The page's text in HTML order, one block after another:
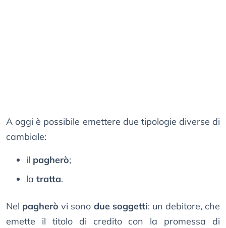
A oggi è possibile emettere due tipologie diverse di
cambiale:
il pagherò;
la tratta.
Nel pagherò vi sono due soggetti: un debitore, che
emette il titolo di credito con la promessa di